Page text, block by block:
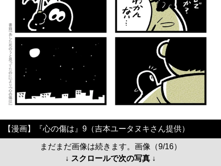
【漫画】『心の傷は』9（吉本ユータヌキさん提供）
まだまだ画像は続きます。画像（9/16）
↓ スクロールで次の写真 ↓